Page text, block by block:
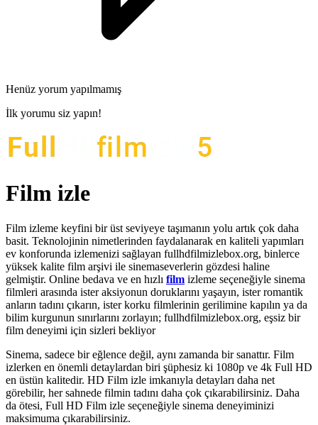
Henüz yorum yapılmamış
İlk yorumu siz yapın!
Film izle
Film izleme keyfini bir üst seviyeye taşımanın yolu artık çok daha
basit. Teknolojinin nimetlerinden faydalanarak en kaliteli yapımları
ev konforunda izlemenizi sağlayan fullhdfilmizlebox.org, binlerce
yüksek kalite film arşivi ile sinemaseverlerin gözdesi haline
gelmiştir. Online bedava ve en hızlı film izleme seçeneğiyle sinema
filmleri arasında ister aksiyonun doruklarını yaşayın, ister romantik
anların tadını çıkarın, ister korku filmlerinin gerilimine kapılın ya da
bilim kurgunun sınırlarını zorlayın; fullhdfilmizlebox.org, eşsiz bir
film deneyimi için sizleri bekliyor
Sinema, sadece bir eğlence değil, aynı zamanda bir sanattır. Film
izlerken en önemli detaylardan biri şüphesiz ki 1080p ve 4k Full HD
en üstün kalitedir. HD Film izle imkanıyla detayları daha net
görebilir, her sahnede filmin tadını daha çok çıkarabilirsiniz. Daha
da ötesi, Full HD Film izle seçeneğiyle sinema deneyiminizi
maksimuma çıkarabilirsiniz.